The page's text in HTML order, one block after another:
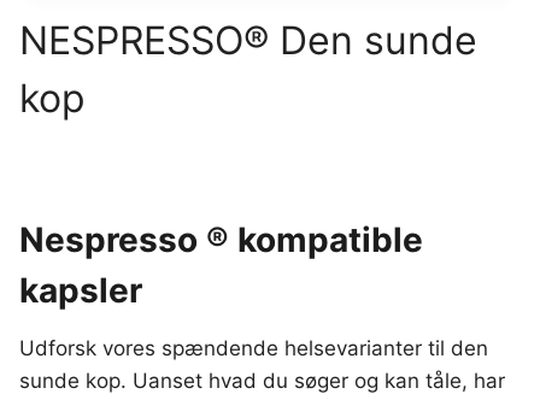
NESPRESSO® Den sunde
kop
Nespresso ® kompatible
kapsler
Udforsk vores spændende helsevarianter til den
sunde kop. Uanset hvad du søger og kan tåle, har